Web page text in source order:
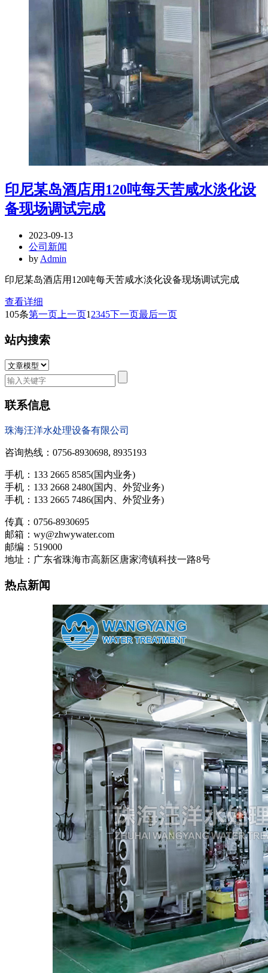
印尼某岛酒店用120吨每天苦咸水淡化设
备现场调试完成
2023-09-13
公司新闻
by Admin
印尼某岛酒店用120吨每天苦咸水淡化设备现场调试完成
查看详细
105条第一页 上一页1 2345下一页最后一页
站内搜索
联系信息
珠海汪洋水处理设备有限公司
咨询热线：0756-8930698, 8935193
手机：133 2665 8585(国内业务)
手机：133 2668 2480(国内、外贸业务)
手机：133 2665 7486(国内、外贸业务)
传真：0756-8930695
邮箱：wy@zhwywater.com
邮编：519000
地址：广东省珠海市高新区唐家湾镇科技一路8号
热点新闻